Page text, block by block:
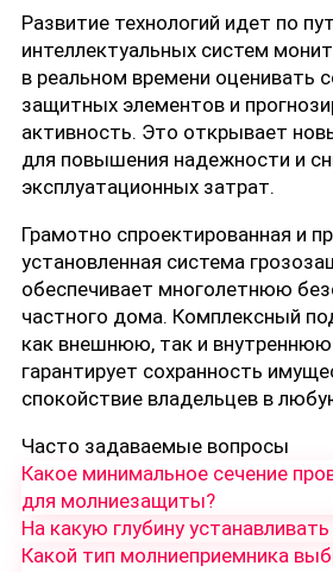
Развитие технологий идет по
интеллектуальных систем
в реальном времени оценивать
защитных элементов и
активность. Это открывает
для повышения надежности и
эксплуатационных затрат.
Грамотно спроектированная и
установленная система
обеспечивает многолетнюю
частного дома. Комплексный
как внешнюю, так и
гарантирует сохранность
спокойствие владельцев в
Часто задаваемые вопросы
Какое минимальное сечение
для молниезащиты?
На какую глубину
Какой тип молниеприемника